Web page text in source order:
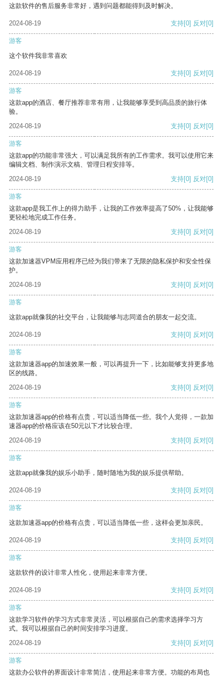
这款软件的售后服务非常好，遇到问题都能得到及时解决。
2024-08-19 支持[0] 反对[0]
游客
这个软件我非常喜欢
2024-08-19 支持[0] 反对[0]
游客
这款app的酒店、餐厅推荐非常有用，让我能够享受到高品质的旅行体
验。
2024-08-19
支持[0] 反对[0]
游客
这款app的功能非常强大，可以满足我所有的工作需求。我可以使用它来
编辑文档、制作演示文稿、管理日程安排等。
2024-08-19
支持[0] 反对[0]
游客
这款app是我工作上的得力助手，让我的工作效率提高了50%，让我能够
更轻松地完成工作任务。
2024-08-19
支持[0] 反对[0]
游客
这款加速器VPM应用程序已经为我们带来了无限的隐私保护和安全性保
护。
2024-08-19
支持[0] 反对[0]
游客
这款app就像我的社交平台，让我能够与志同道合的朋友一起交流。
2024-08-19 支持[0] 反对[0]
游客
这款加速器app的加速效果一般，可以再提升一下，比如能够支持更多地
区的线路。
2024-08-19
支持[0] 反对[0]
游客
这款加速器app的价格有点贵，可以适当降低一些。我个人觉得，一款加
速器app的价格应该在50元以下才比较合理。
2024-08-19
支持[0] 反对[0]
游客
这款app就像我的娱乐小助手，随时随地为我的娱乐提供帮助。
2024-08-19 支持[0] 反对[0]
游客
这款加速器app的价格有点贵，可以适当降低一些，这样会更加亲民。
2024-08-19 支持[0] 反对[0]
游客
这款软件的设计非常人性化，使用起来非常方便。
2024-08-19 支持[0] 反对[0]
游客
这款学习软件的学习方式非常灵活，可以根据自己的需求选择学习方
式。我可以根据自己的时间安排学习进度。
2024-08-19
支持[0] 反对[0]
游客
这款办公软件的界面设计非常简洁，使用起来非常方便。功能的布局也